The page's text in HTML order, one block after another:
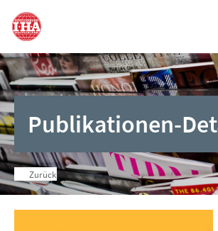
Publikationen-
Zurück